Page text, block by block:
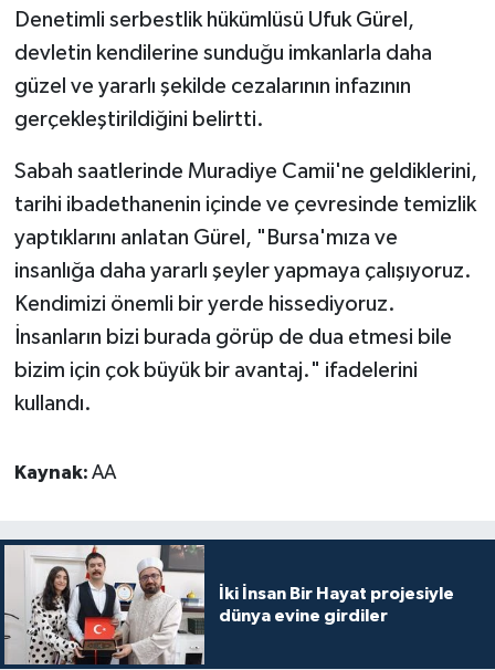
Denetimli serbestlik hükümlüsü Ufuk Gürel,
devletin kendilerine sunduğu imkanlarla daha
güzel ve yararlı şekilde cezalarının infazının
gerçekleştirildiğini belirtti.
Sabah saatlerinde Muradiye Camii'ne geldiklerini,
tarihi ibadethanenin içinde ve çevresinde temizlik
yaptıklarını anlatan Gürel, "Bursa'mıza ve
insanlığa daha yararlı şeyler yapmaya çalışıyoruz.
Kendimizi önemli bir yerde hissediyoruz.
İnsanların bizi burada görüp de dua etmesi bile
bizim için çok büyük bir avantaj." ifadelerini
kullandı.
Kaynak: AA
İki İnsan Bir Hayat projesiyle
dünya evine girdiler
Kırklareli Müftülüğü
Kocaeli Müftülüğü
Konya Müftülüğü
Kütahya Müftülüğü
Malatya Müftülüğü
Manisa Müftülüğü
Muğla Müftülüğü
Muş Müftülüğü